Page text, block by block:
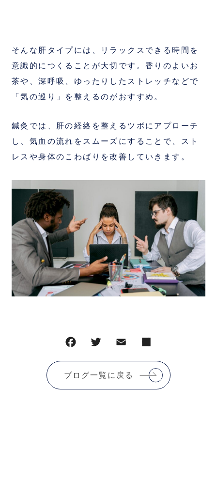
そんな肝タイプには、リラックスできる時間を
意識的につくることが大切です。香りのよいお
茶や、深呼吸、ゆったりしたストレッチなどで
「気の巡り」を整えるのがおすすめ。
鍼灸では、肝の経絡を整えるツボにアプローチ
し、気血の流れをスムーズにすることで、スト
レスや身体のこわばりを改善していきます。
ブログ一覧に戻る